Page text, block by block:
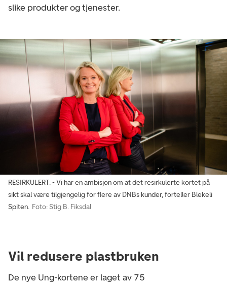
slike produkter og tjenester.
RESIRKULERT: - Vi har en ambisjon om at det resirkulerte kortet på
sikt skal være tilgjengelig for flere av DNBs kunder, forteller Blekeli
Spiten. Foto: Stig B. Fiksdal
Vil redusere plastbruken
De nye Ung-kortene er laget av 75